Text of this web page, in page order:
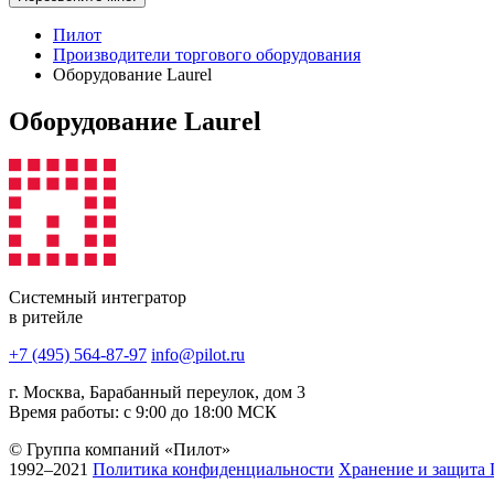
Пилот
Производители торгового оборудования
Оборудование Laurel
Оборудование Laurel
Системный интегратор
в ритейле
+7 (495) 564-87-97 info@pilot.ru
г. Москва, Барабанный переулок, дом 3
Время работы: с 9:00 до 18:00 МСК
© Группа компаний «Пилот»
1992–2021 Политика конфиденциальности Хранение и